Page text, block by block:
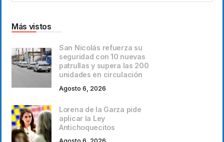
Más vistos
San Nicolás refuerza su
seguridad con 10 nuevas
patrullas y supera las 200
unidades en circulación
Agosto 6, 2026
Lorena de la Garza pide
aplicar la Ley
Antichoquecitos